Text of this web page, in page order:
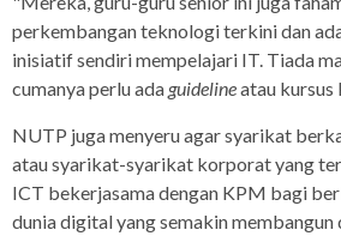
perkembangan teknologi terkini dan
inisiatif sendiri mempelajari IT. Tiada
cumanya perlu ada guidelineatau kursus
NUTP juga menyeru agar syarikat
atau syarikat-syarikat korporat yang
ICT bekerjasama dengan KPM bagi
dunia digital yang semakin membangun